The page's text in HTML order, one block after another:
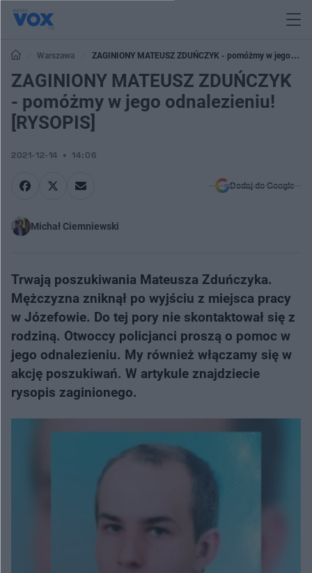
Warszawa
ZAGINIONY MATEUSZ ZDUŃCZYK - pomóżmy w jego
odnalezieniu! [RYSOPIS]
ZAGINIONY MATEUSZ ZDUŃCZYK
- pomóżmy w jego odnalezieniu!
[RYSOPIS]
2021-12-14 14:06
Dodaj do Google
Michał Ciemniewski
Trwają poszukiwania Mateusza Zduńczyka.
Mężczyzna zniknął po wyjściu z miejsca pracy
w Józefowie. Do tej pory nie skontaktował się z
rodziną. Otwoccy policjanci proszą o pomoc w
jego odnalezieniu. My również włączamy się w
akcję poszukiwań. W artykule znajdziecie
rysopis zaginionego.